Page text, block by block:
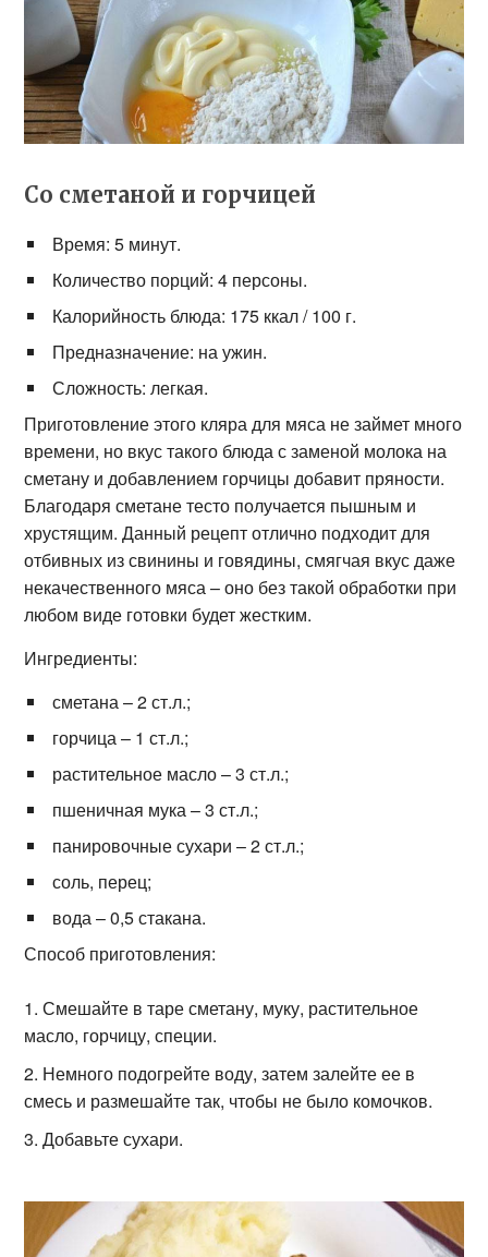
Со сметаной и горчицей
Время: 5 минут.
Количество порций: 4 персоны.
Калорийность блюда: 175 ккал / 100 г.
Предназначение: на ужин.
Сложность: легкая.
Приготовление этого кляра для мяса не займет много
времени, но вкус такого блюда с заменой молока на
сметану и добавлением горчицы добавит пряности.
Благодаря сметане тесто получается пышным и
хрустящим. Данный рецепт отлично подходит для
отбивных из свинины и говядины, смягчая вкус даже
некачественного мяса – оно без такой обработки при
любом виде готовки будет жестким.
Ингредиенты:
сметана – 2 ст.л.;
горчица – 1 ст.л.;
растительное масло – 3 ст.л.;
пшеничная мука – 3 ст.л.;
панировочные сухари – 2 ст.л.;
соль, перец;
вода – 0,5 стакана.
Способ приготовления:
Смешайте в таре сметану, муку, растительное
масло, горчицу, специи.
Немного подогрейте воду, затем залейте ее в
смесь и размешайте так, чтобы не было комочков.
Добавьте сухари.